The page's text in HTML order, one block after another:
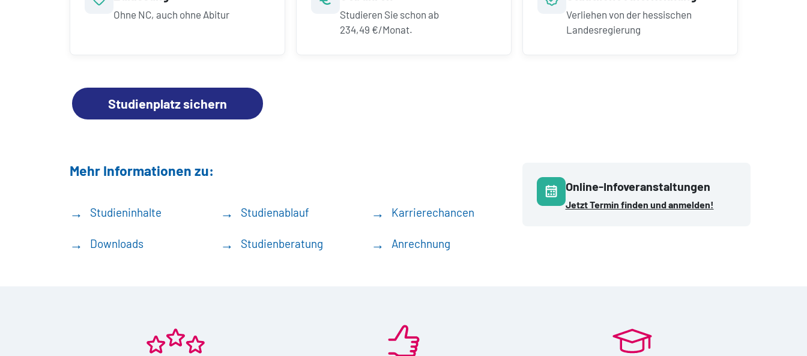
Ohne NC, auch ohne Abitur
Studieren Sie schon ab
234,49 €/Monat.
Verliehen von der hessischen
Landesregierung
Studienplatz sichern
Mehr Informationen zu:
Studieninhalte Studienablauf Karrierechancen
Downloads Studienberatung Anrechnung
Online-Infoveranstaltungen
Jetzt Termin finden und anmelden!